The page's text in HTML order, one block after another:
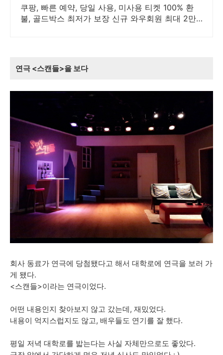
가
쿠팡, 빠른 예약, 당일 사용, 미사용 티켓 100% 환
불, 골드박스 최저가 보장 신규 와우회원 최대 2만3
연극 <스캔들>을 보다
회사 동료가 연극에 당첨됐다고 해서 대학로에 연극을 보러 가
게 됐다.
<스캔들>이라는 연극이었다.
어떤 내용인지 찾아보지 않고 갔는데, 재밌었다.
내용이 억지스럽지도 않고, 배우들도 연기를 잘 했다.
평일 저녁 대학로를 밟는다는 사실 자체만으로도 좋았다.